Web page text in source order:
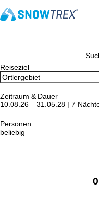
Reiseziel
Zeitraum & Dauer
10.08.26 – 31.05.28 | 7
Personen
beliebig